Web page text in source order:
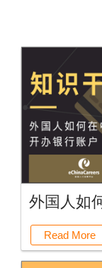
外国人如
Read More